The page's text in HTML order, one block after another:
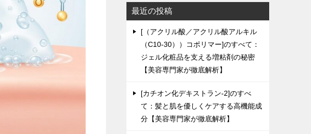
最近の投稿
[（アクリル酸／アクリル酸アルキル
（C10-30））コポリマー]のすべて：
ジェル化粧品を支える増粘剤の秘密
【美容専門家が徹底解析】
[カチオン化デキストラン-2]のすべ
て：髪と肌を優しくケアする高機能成
分【美容専門家が徹底解析】